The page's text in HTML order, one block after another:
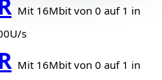
Mit 16Mbit von 0 auf 1 in
s
Mit 16Mbit von 0 auf 1 in